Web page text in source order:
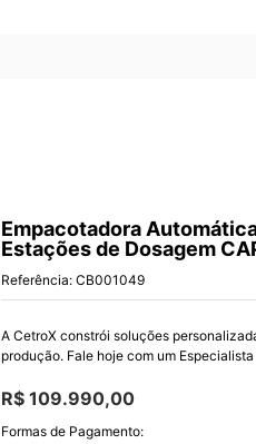
Empacotadora
Estações de Dosagem
Referência:CB001049
A CetroX constrói soluções
produção. Fale hoje com um
R$ 109.990,00
Formas de Pagamento: